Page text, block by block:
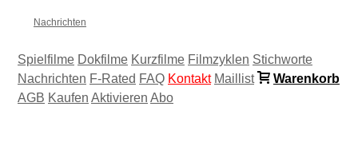
Nachrichten
Spielfilme Dokfilme Kurzfilme Filmzyklen Stichworte
Nachrichten F-Rated FAQ Kontakt Maillist
Warenkorb
AGB Kaufen Aktivieren Abo